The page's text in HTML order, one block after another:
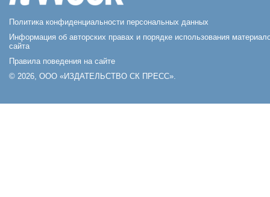
Политика конфиденциальности персональных данных
Информация об авторских правах и порядке использования
сайта
Правила поведения на сайте
© 2026, ООО «ИЗДАТЕЛЬСТВО СК ПРЕСС».